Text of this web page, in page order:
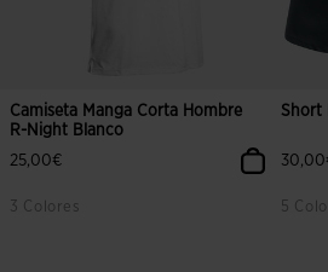
Camiseta Manga Corta Hombre
R-Night Blanco
25,00€
3 Colores
Short
5